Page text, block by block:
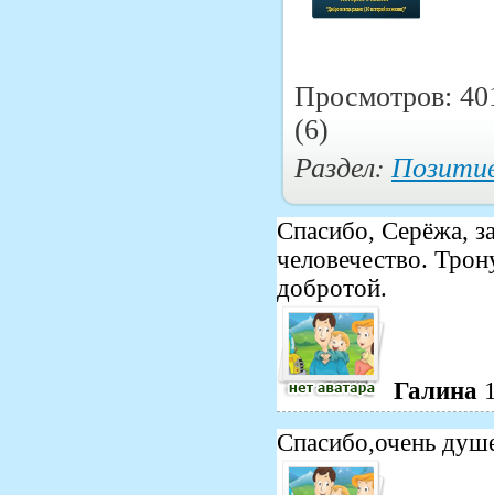
Просмотров:
(6)
Раздел:
Спасибо, Серёжа,
человечество.
добротой.
Галина
Спасибо,очень